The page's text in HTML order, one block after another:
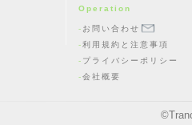
Operation
お問い合わせ
利用規約と注意事項
プライバシーポリシー
会社概要
©